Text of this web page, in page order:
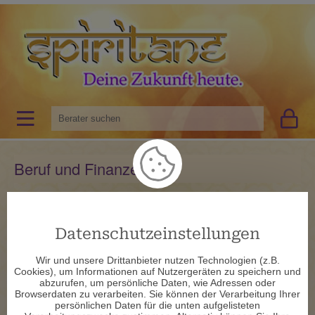
Beruf und Finanzen
Die heutige Zeit ist leider durch immensen Erfolgsdruck und
einen hohen Leistungsanspruch geprägt. Es scheint, als wenn
der Mensch nur dann viel wert ist, wenn er auch viel besitzt.
Dadurch wird der Mensch gedrillt, möglichst viel zu geben und
Datenschutzeinstellungen
Wir und unsere Drittanbieter nutzen Technologien (z.B.
Cookies), um Informationen auf Nutzergeräten zu speichern und
abzurufen, um persönliche Daten, wie Adressen oder
Browserdaten zu verarbeiten. Sie können der Verarbeitung Ihrer
persönlichen Daten für die unten aufgelisteten